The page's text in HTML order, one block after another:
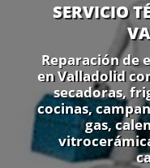
SERVICIO
Reparación de
en Valladolid
secadoras,
cocinas,
gas,